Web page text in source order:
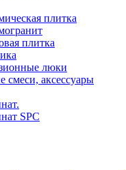
плитка
плитка
люки
смеси, аксессуары
SPC